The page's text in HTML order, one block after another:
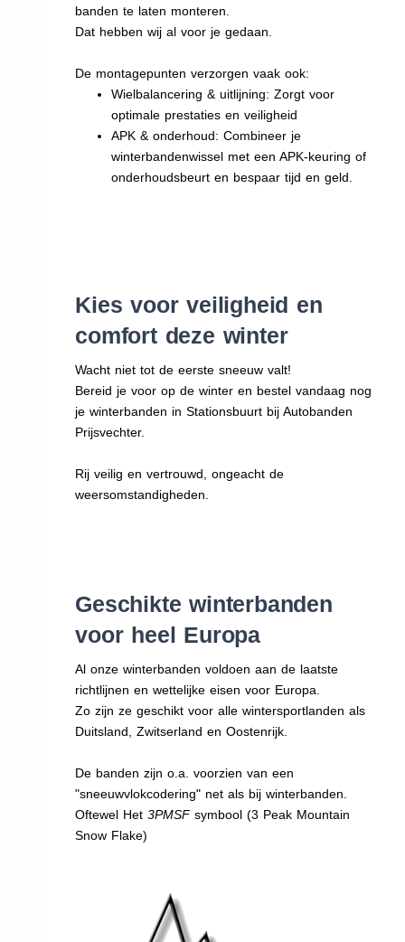
banden te laten monteren.
Dat hebben wij al voor je gedaan.
De montagepunten verzorgen vaak ook:
Wielbalancering & uitlijning: Zorgt voor
optimale prestaties en veiligheid
APK & onderhoud: Combineer je
winterbandenwissel met een APK-keuring of
onderhoudsbeurt en bespaar tijd en geld.
Kies voor veiligheid en
comfort deze winter
Wacht niet tot de eerste sneeuw valt!
Bereid je voor op de winter en bestel vandaag nog
je winterbanden in Stationsbuurt bij Autobanden
Prijsvechter.
Rij veilig en vertrouwd, ongeacht de
weersomstandigheden.
Geschikte winterbanden
voor heel Europa
Al onze winterbanden voldoen aan de laatste
richtlijnen en wettelijke eisen voor Europa.
Zo zijn ze geschikt voor alle wintersportlanden als
Duitsland, Zwitserland en Oostenrijk.
De banden zijn o.a. voorzien van een
"sneeuwvlokcodering" net als bij winterbanden.
Oftewel Het3PMSFsymbool (3 Peak Mountain
Snow Flake)